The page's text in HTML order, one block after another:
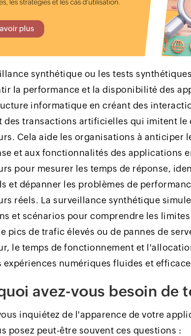
synthétique ou les tests
la performance et la disponibilité des
informatique en créant des
des transactions artificielles qui imitent le
Cela aide les organisations à anticiper
et aux fonctionnalités des applications
pour mesurer les temps de réponse,
et dépanner les problèmes de
réels. La surveillance synthétique
et scénarios pour comprendre les
pics de trafic élevés ou de pannes de
le temps de fonctionnement et
expériences numériques fluides et
avez-vous besoin de
inquiétez de l'apparence de votre
posez peut-être souvent ces questions :